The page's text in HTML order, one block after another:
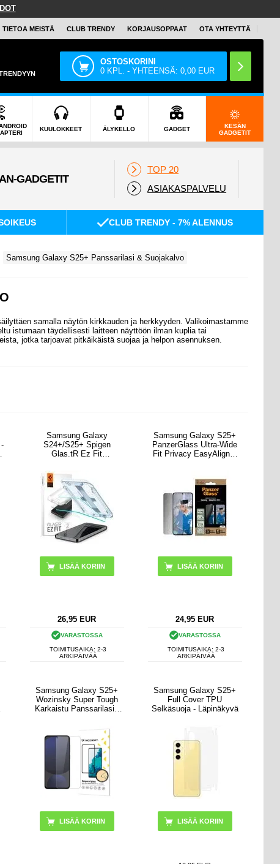
TIETOA MEISTÄ CLUB TRENDY KORJAUSOPPAAT OTA YHTEYTTÄ
OSTOSKORINI
0 KPL. - YHTEENSÄ:0,00 EUR
KUULOKKEET ÄLYKELLO GADGET
KESÄN
GADGETIT
TOP 20
ASIAKASPALVELU
CLUB TRENDY - 7% ALENNUS
Samsung Galaxy S25+ Panssarilasi & Suojakalvo
samalla näytön kirkkauden jaherkkyyden. Valikoimastamme
istumaan täydellisesti laitteen näyttöön ilman kuplia tai
jotka tarjoavat pitkäikäistä suojaa ja helpon asennuksen.
Samsung Galaxy
S24+/S25+ Spigen
Glas.tR Ez Fit
26,95 EUR
VARASTOSSA
TOIMITUSAIKA: 2-3
ARKIPÄIVÄÄ
Samsung Galaxy S25+
PanzerGlass Ultra-Wide
Fit Privacy EasyAligner
24,95 EUR
VARASTOSSA
TOIMITUSAIKA: 2-3
ARKIPÄIVÄÄ
Samsung Galaxy S25+
Wozinsky Super Tough
Karkaistu Panssarilasi -
Samsung Galaxy S25+
Full Cover TPU
Selkäsuoja - Läpinäkyvä